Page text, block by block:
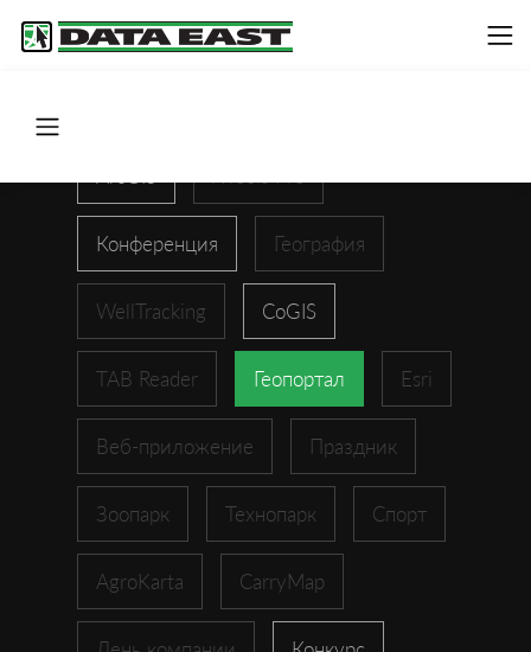
Конференция География
WellTracking CoGIS
TAB Reader Геопортал Esri
Веб-приложение Праздник
Зоопарк Технопарк Спорт
AgroKarta CarryMap